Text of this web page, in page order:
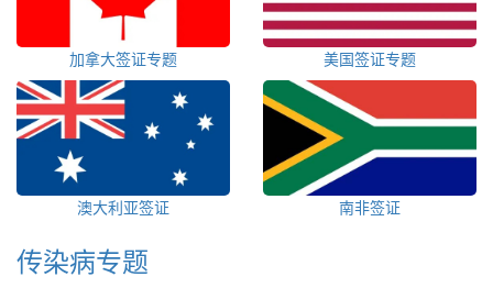
加拿大签证专题 美国签证专题
澳大利亚签证 南非签证
传染病专题